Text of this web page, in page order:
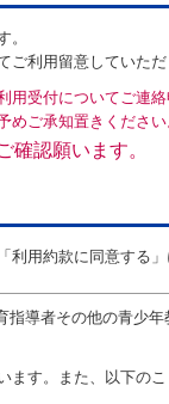
。
ご利用留意していた
用受付についてご連
めご承知置きくださ
確認願います。
利用約款に同意する
指導者その他の青少
ます。また、以下の